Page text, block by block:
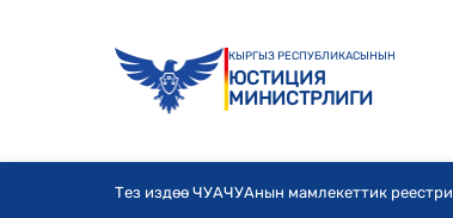
КЫРГЫЗ РЕСПУБЛИКАСЫНЫН
ЮСТИЦИЯ
МИНИСТРЛИГИ
Тез издөө ЧУАЧУАнын мамлекеттик реестри